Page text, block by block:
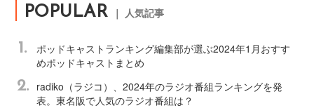
POPULAR ｜ 人気記事
1.
ポッドキャストランキング編集部が選ぶ2024年1月おすす
めポッドキャストまとめ
2.
radiko（ラジコ）、2024年のラジオ番組ランキングを発
表。東名阪で人気のラジオ番組は？